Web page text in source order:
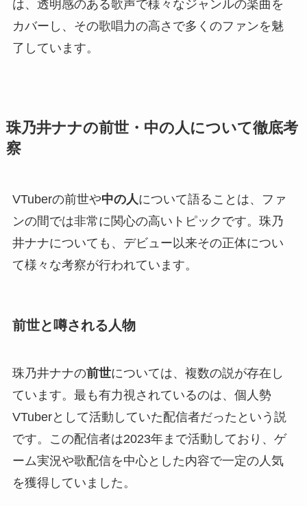
は、透明感のある歌声で様々なジャンルの楽曲を
カバーし、その歌唱力の高さで多くのファンを魅
了しています。
珠乃井ナナの前世・中の人について徹底考
察
VTuberの前世や中の人について語ることは、ファ
ンの間では非常に関心の高いトピックです。珠乃
井ナナについても、デビュー以来その正体につい
て様々な考察が行われています。
前世と噂される人物
珠乃井ナナの前世については、複数の説が存在し
ています。最も有力視されているのは、個人勢
VTuberとして活動していた配信者だったという説
です。この配信者は2023年まで活動しており、ゲ
ーム実況や歌配信を中心とした内容で一定の人気
を獲得していました。